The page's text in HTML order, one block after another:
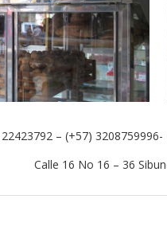
– (+57) 3208759996-
Calle 16 No 16 – 36